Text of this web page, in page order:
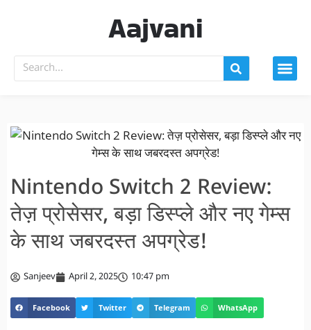
Aajvani
Nintendo Switch 2 Review:
तेज़ प्रोसेसर, बड़ा डिस्प्ले और नए गेम्स
के साथ जबरदस्त अपग्रेड!
Sanjeev April 2, 2025 10:47 pm
Facebook Twitter Telegram WhatsApp